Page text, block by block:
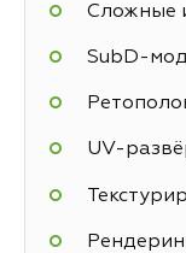
Сложные
SubD-
UV-